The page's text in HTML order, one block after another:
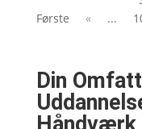
Første
« ...
Din
Håndværk